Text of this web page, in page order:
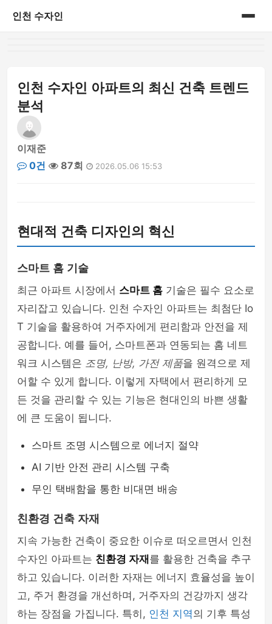
인천 수자인
인천 수자인 아파트의 최신 건축 트렌드
분석
이재준
0건
87회 2026.05.06 15:53
현대적 건축 디자인의 혁신
스마트 홈 기술
최근 아파트 시장에서 스마트 홈 기술은 필수 요소로
자리잡고 있습니다. 인천 수자인 아파트는 최첨단 Io
T 기술을 활용하여 거주자에게 편리함과 안전을 제
공합니다. 예를 들어, 스마트폰과 연동되는 홈 네트
워크 시스템은 조명, 난방, 가전 제품을 원격으로 제
어할 수 있게 합니다. 이렇게 자택에서 편리하게 모
든 것을 관리할 수 있는 기능은 현대인의 바쁜 생활
에 큰 도움이 됩니다.
스마트 조명 시스템으로 에너지 절약
AI 기반 안전 관리 시스템 구축
무인 택배함을 통한 비대면 배송
친환경 건축 자재
지속 가능한 건축이 중요한 이슈로 떠오르면서 인천
수자인 아파트는 친환경 자재 를 활용한 건축을 추구
하고 있습니다. 이러한 자재는 에너지 효율성을 높이
고, 주거 환경을 개선하며, 거주자의 건강까지 생각
하는 장점을 가집니다. 특히, 인천 지역의 기후 특성